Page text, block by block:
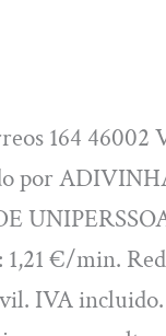
164 46002
por
€/min.
IVA incluido.